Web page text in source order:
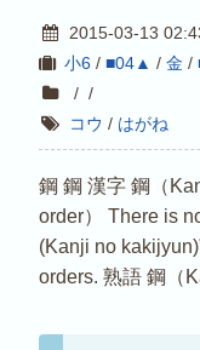
2015-03-13
小6 / ■04▲ / 金 /
/ /
コウ / はがね
鋼 鋼 漢字 鋼（
order） There is
(Kanji no
orders. 熟語 鋼（